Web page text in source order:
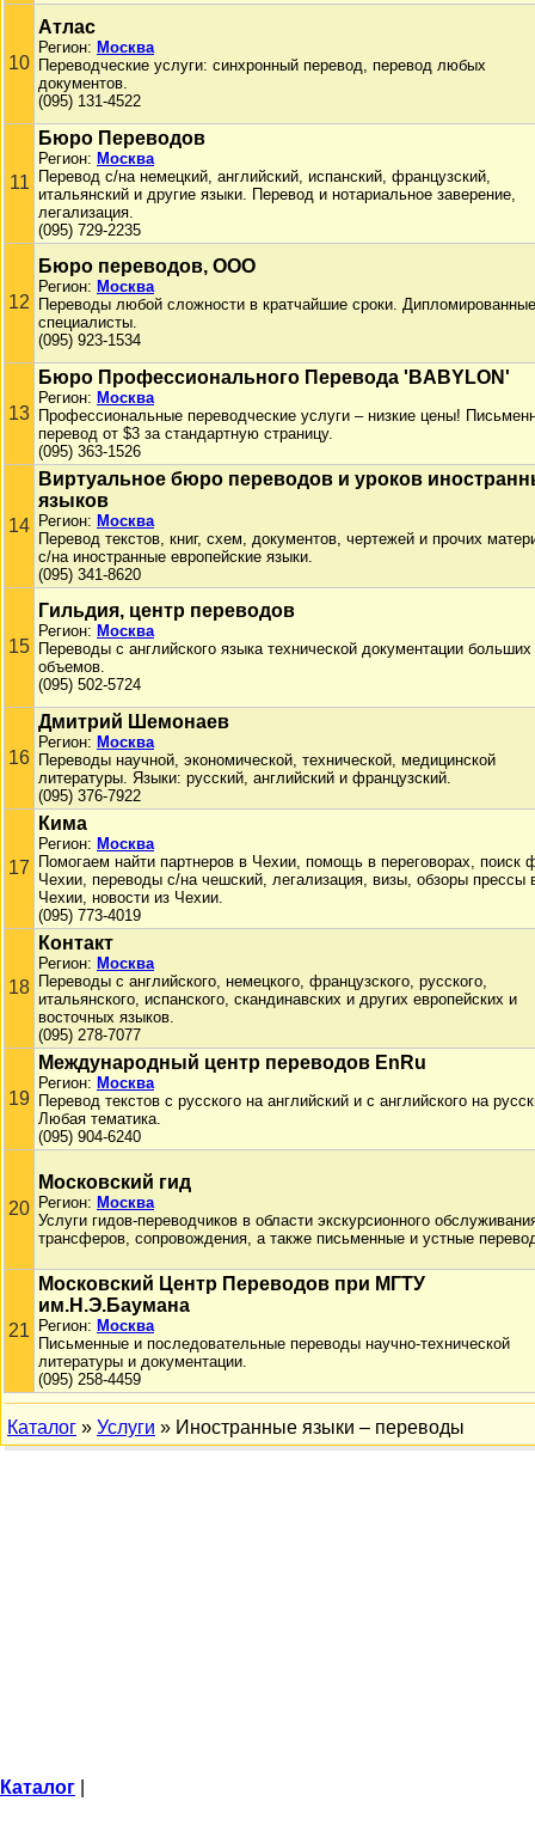
10
Атлас
Регион: Москва
Переводческие услуги: синхронный перевод, перевод любых
документов.
(095) 131-4522
11
Бюро Переводов
Регион: Москва
Перевод с/на немецкий, английский, испанский, французский,
итальянский и другие языки. Перевод и нотариальное заверение,
легализация.
(095) 729-2235
12
Бюро переводов, ООО
Регион: Москва
Переводы любой сложности в кратчайшие сроки. Дипломированные
специалисты.
(095) 923-1534
13
Бюро Профессионального Перевода 'BABYLON'
Регион: Москва
Профессиональные переводческие услуги – низкие цены!
перевод от $3 за стандартную страницу.
(095) 363-1526
14
Виртуальное бюро переводов и уроков
языков
Регион: Москва
Перевод текстов, книг, схем, документов, чертежей и прочих
с/на иностранные европейские языки.
(095) 341-8620
15
Гильдия, центр переводов
Регион: Москва
Переводы с английского языка технической документации больших
объемов.
(095) 502-5724
16
Дмитрий Шемонаев
Регион: Москва
Переводы научной, экономической, технической, медицинской
литературы. Языки: русский, английский и французский.
(095) 376-7922
17
Кима
Регион: Москва
Помогаем найти партнеров в Чехии, помощь в переговорах, поиск
Чехии, переводы с/на чешский, легализация, визы, обзоры прессы
Чехии, новости из Чехии.
(095) 773-4019
18
Контакт
Регион: Москва
Переводы с английского, немецкого, французского, русского,
итальянского, испанского, скандинавских и других европейских и
восточных языков.
(095) 278-7077
19
Международный центр переводов EnRu
Регион: Москва
Перевод текстов с русского на английский и с английского на
Любая тематика.
(095) 904-6240
20
Московский гид
Регион: Москва
Услуги гидов-переводчиков в области экскурсионного
трансферов, сопровождения, а также письменные и устные
21
Московский Центр Переводов при МГТУ
им.Н.Э.Баумана
Регион: Москва
Письменные и последовательные переводы научно-технической
литературы и документации.
(095) 258-4459
Каталог » Услуги » Иностранные языки – переводы
Каталог